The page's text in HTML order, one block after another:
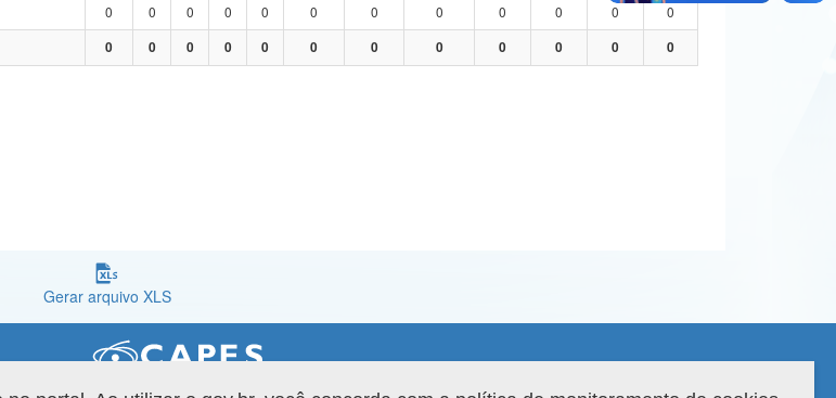
0 0 0 0 0 0 0 0 0 0 0
0
0 0 0 0 0 0 0 0 0 0 0 0
Gerar arquivo XLS